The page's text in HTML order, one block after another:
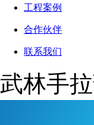
工程案例
合作伙伴
联系我们
武林手